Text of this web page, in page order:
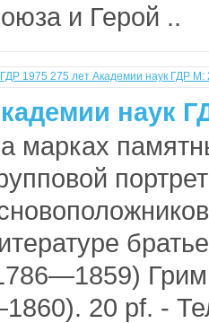
и Герой ..
наук
марках
20 pf. -